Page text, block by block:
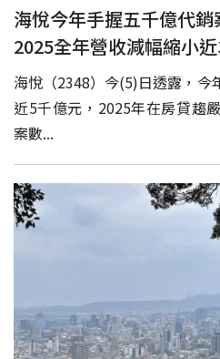
海悅今年手握五千億代
2025全年營收減幅縮小
海悅（2348）今(5)日透露，今
近5千億元，2025年在房貸趨
案數...